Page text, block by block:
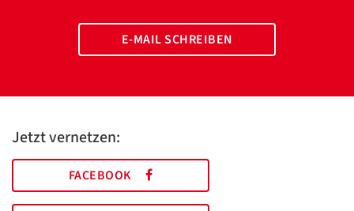
E-MAIL SCHREIBEN
Jetzt vernetzen:
FACEBOOK